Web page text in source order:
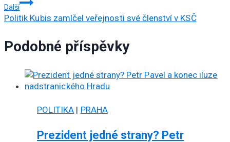
příspěvek
Další
Politik Kubis zamlčel veřejnosti své členství v KSČ
Podobné příspěvky
POLITIKA | PRAHA
Prezident jedné strany? Petr